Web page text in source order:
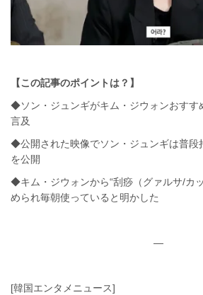
【この記事のポイントは？】
◆ソン・ジュンギがキム・ジウォンおすす
言及
◆公開された映像でソン・ジュンギは普段
を公開
◆キム・ジウォンから“刮痧（グァルサ/カ
められ毎朝使っていると明かした
—
[韓国エンタメニュース]